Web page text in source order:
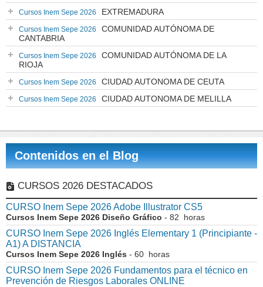
Cursos Inem Sepe 2026 EXTREMADURA
Cursos Inem Sepe 2026
COMUNIDAD AUTÓNOMA DE
CANTABRIA
Cursos Inem Sepe 2026
COMUNIDAD AUTÓNOMA DE LA
RIOJA
Cursos Inem Sepe 2026 CIUDAD AUTONOMA DE CEUTA
Cursos Inem Sepe 2026 CIUDAD AUTONOMA DE MELILLA
Contenidos en el Blog
CURSOS 2026 DESTACADOS
CURSO Inem Sepe 2026 Adobe Illustrator CS5
Cursos Inem Sepe 2026 Diseño Gráfico - 82 horas
CURSO Inem Sepe 2026 Inglés Elementary 1 (Principiante -
A1) A DISTANCIA
Cursos Inem Sepe 2026 Inglés - 60 horas
CURSO Inem Sepe 2026 Fundamentos para el técnico en
Prevención de Riesgos Laborales ONLINE